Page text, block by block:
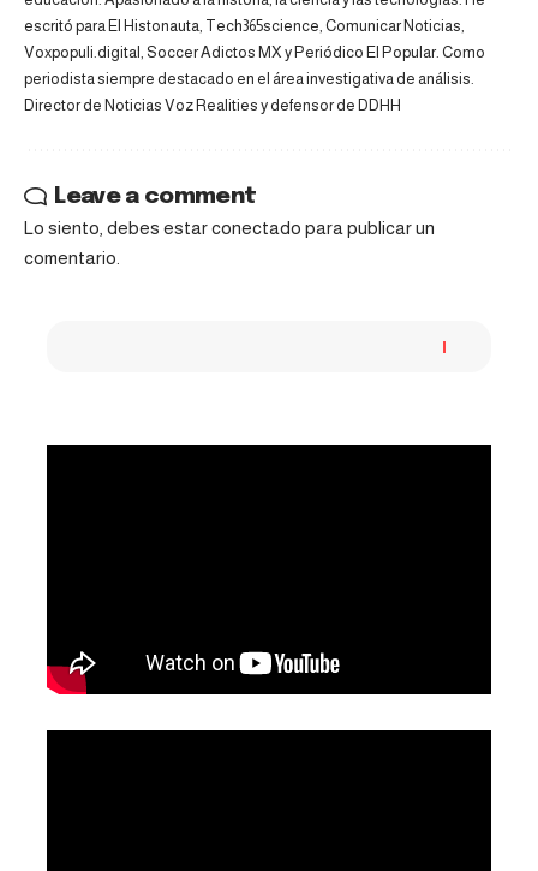
escritó para El Histonauta, Tech365science, Comunicar Noticias,
Voxpopuli.digital, Soccer Adictos MX y Periódico El Popular. Como
periodista siempre destacado en el área investigativa de análisis.
Director de Noticias Voz Realities y defensor de DDHH
Leave a comment
Lo siento, debes estarconectado para publicar un
comentario.